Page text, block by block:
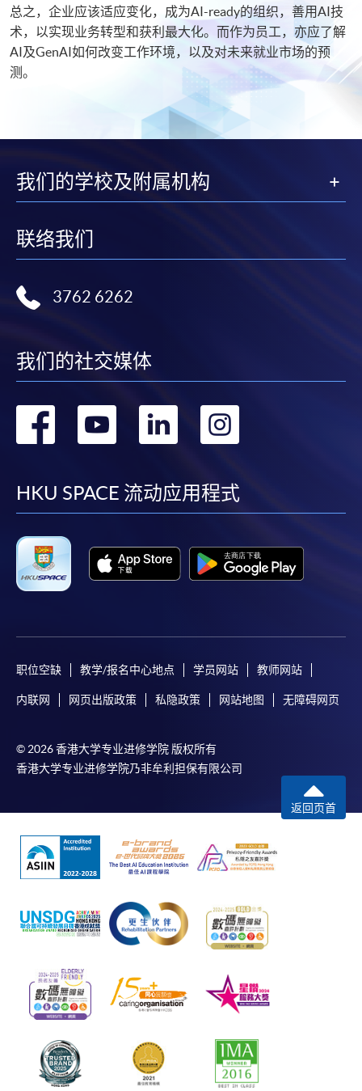
总之，企业应该适应变化，成为AI-ready的组织，善用AI技
术，以实现业务转型和获利最大化。而作为员工，亦应了解
AI及GenAI如何改变工作环境，以及对未来就业市场的预
测。
我们的学校及附属机构
联络我们
3762 6262
我们的社交媒体
转
facebook
转
youtube
转
linkedin
转
HKU SPACE 流动应用程式
职位空缺 教学/报名中心地点 学员网站 教师网站
内联网 网页出版政策 私隐政策 网站地图 无障碍网页
© 2026 香港大学专业进修学院 版权所有
香港大学专业进修学院乃非牟利担保有限公司
返回页首